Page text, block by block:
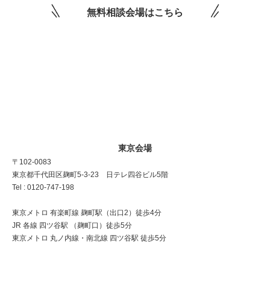
無料相談会場はこちら
東京会場
〒102-0083
東京都千代田区麹町5-3-23 日テレ四谷ビル5階
Tel : 0120-747-198
東京メトロ 有楽町線 麹町駅（出口2）徒歩4分
JR 各線 四ツ谷駅 （麹町口）徒歩5分
東京メトロ 丸ノ内線・南北線 四ツ谷駅 徒歩5分